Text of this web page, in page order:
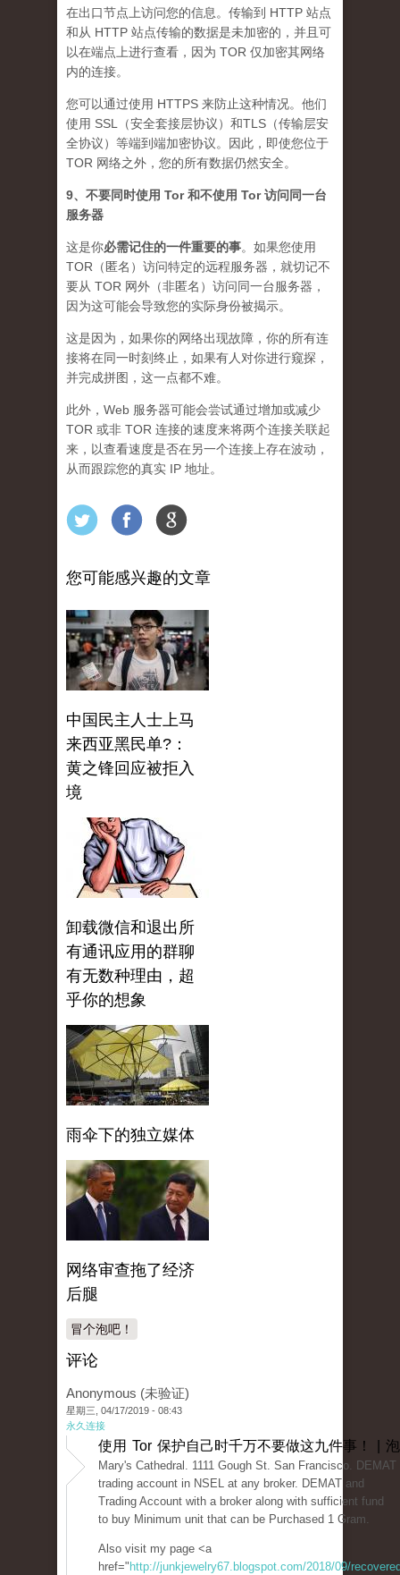
在出口节点上访问您的信息。传输到 HTTP 站点
和从 HTTP 站点传输的数据是未加密的，并且可
以在端点上进行查看，因为 TOR 仅加密其网络
内的连接。
您可以通过使用 HTTPS 来防止这种情况。他们
使用 SSL（安全套接层协议）和TLS（传输层安
全协议）等端到端加密协议。因此，即使您位于
TOR 网络之外，您的所有数据仍然安全。
9、不要同时使用 Tor 和不使用 Tor 访问同一台
服务器
这是你必需记住的一件重要的事。如果您使用
TOR（匿名）访问特定的远程服务器，就切记不
要从 TOR 网外（非匿名）访问同一台服务器，
因为这可能会导致您的实际身份被揭示。
这是因为，如果你的网络出现故障，你的所有连
接将在同一时刻终止，如果有人对你进行窥探，
并完成拼图，这一点都不难。
此外，Web 服务器可能会尝试通过增加或减少
TOR 或非 TOR 连接的速度来将两个连接关联起
来，以查看速度是否在另一个连接上存在波动，
从而跟踪您的真实 IP 地址。
您可能感兴趣的文章
中国民主人士上马
来西亚黑民单?：
黄之锋回应被拒入
境
卸载微信和退出所
有通讯应用的群聊
有无数种理由，超
乎你的想象
雨伞下的独立媒体
网络审查拖了经济
后腿
冒个泡吧！
评论
Anonymous (未验证)
星期三, 04/17/2019 - 08:43
永久连接
使用 Tor 保护自己时千万不要做这九件事！ |
Mary's Cathedral. 1111 Gough St. San Francisco. DEMAT
trading account in NSEL at any broker. DEMAT and
Trading Account with a broker along with sufficient fund
to buy Minimum unit that can be Purchased 1 Gram.
Also visit my page <a
href=" http://junkjewelry67.blogspot.com/2018/09/